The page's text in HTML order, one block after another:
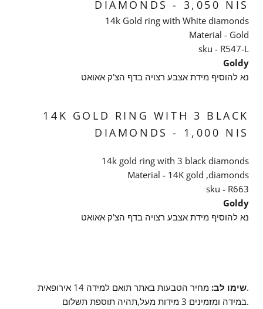
DIAMONDS - 3,050 NIS
14k Gold ring with White diamonds
Material - Gold
sku - R547-L
Goldy
נא להוסיף מידת אצבע רצויה בדף הצ'ק אאואט
14K GOLD RING WITH 3 BLACK
DIAMONDS- 1,000 NIS
14k gold ring with 3 black diamonds
Material - 14K gold ,diamonds
sku - R663
Goldy
נא להוסיף מידת אצבע רצויה בדף הצ'ק אאואט
שימו לב:מחיר הטבעות באתר תואם למידה 14 אירופאית.
במידה ומזמינים 3 מידות מעל,תהיה תוספת תשלום.